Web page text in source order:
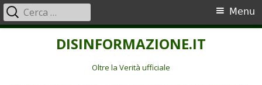
DISINFORMAZIONE.IT
Oltre la Verità ufficiale
Menu
principale
Menu
Ricerca
per: